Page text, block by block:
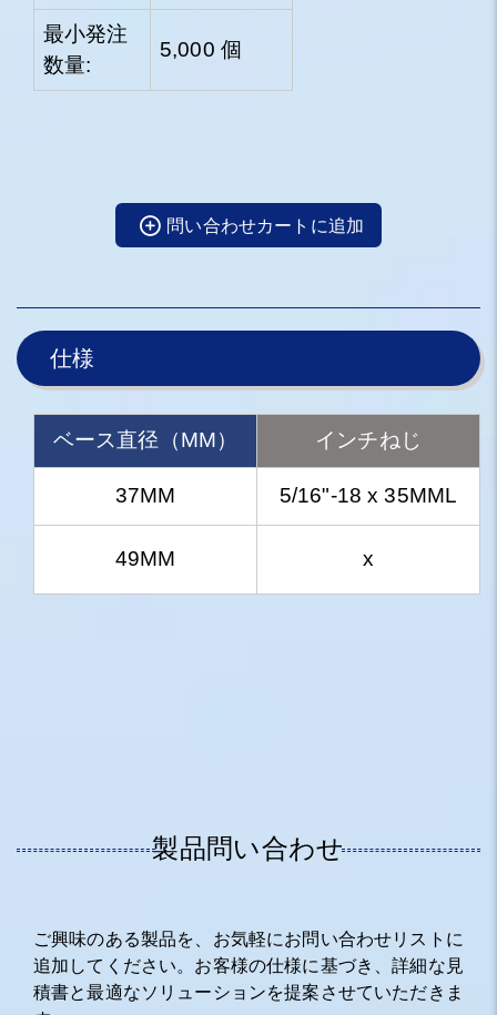
最小発注
数量:
5,000 個
問い合わせカートに追加
仕様
ベース直径（MM） インチねじ
37MM 5/16"-18 x 35MML
49MM x
製品問い合わせ
ご興味のある製品を、お気軽にお問い合わせリストに
追加してください。お客様の仕様に基づき、詳細な見
積書と最適なソリューションを提案させていただきま